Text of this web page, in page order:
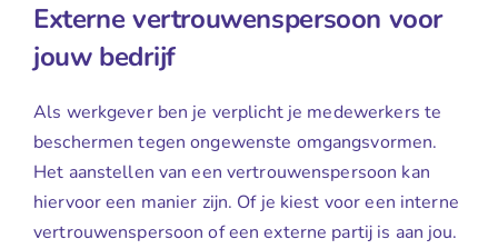
Externe vertrouwenspersoon voor
jouw bedrijf
Als werkgever ben je verplicht je medewerkers te
beschermen tegen ongewenste omgangsvormen.
Het aanstellen van een vertrouwenspersoon kan
hiervoor een manier zijn. Of je kiest voor een interne
vertrouwenspersoon of een externe partij is aan jou.